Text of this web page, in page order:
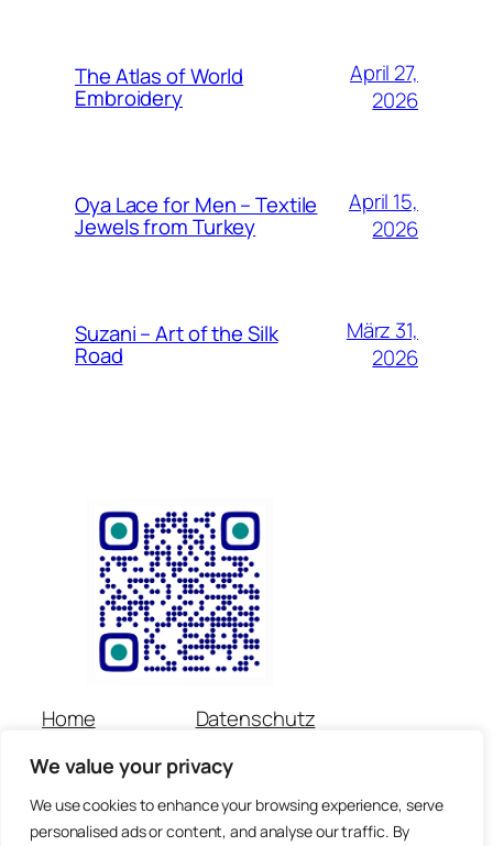
We value your privacy
We use cookies to enhance your browsing experience, serve
personalised ads or content, and analyse our traffic. By
The Atlas of World
Embroidery
April 27,
2026
Oya Lace for Men – Textile
Jewels from Turkey
April 15,
2026
Suzani – Art of the Silk
Road
März 31,
2026
Home
Veranstaltungen
Spenden
Datenschutz
Kontakt
Newsletter
© Copyright für alle Inhalte : Preetorius Stiftung 2018 –